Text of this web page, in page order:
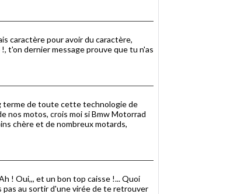
caractère pour avoir du caractère,
t'on dernier message prouve que tu n'as
terme de toute cette technologie de
nos motos, crois moi si Bmw Motorrad
chère et de nombreux motards,
! Oui,,, et un bon top caisse !... Quoi
pas au sortir d'une virée de te retrouver